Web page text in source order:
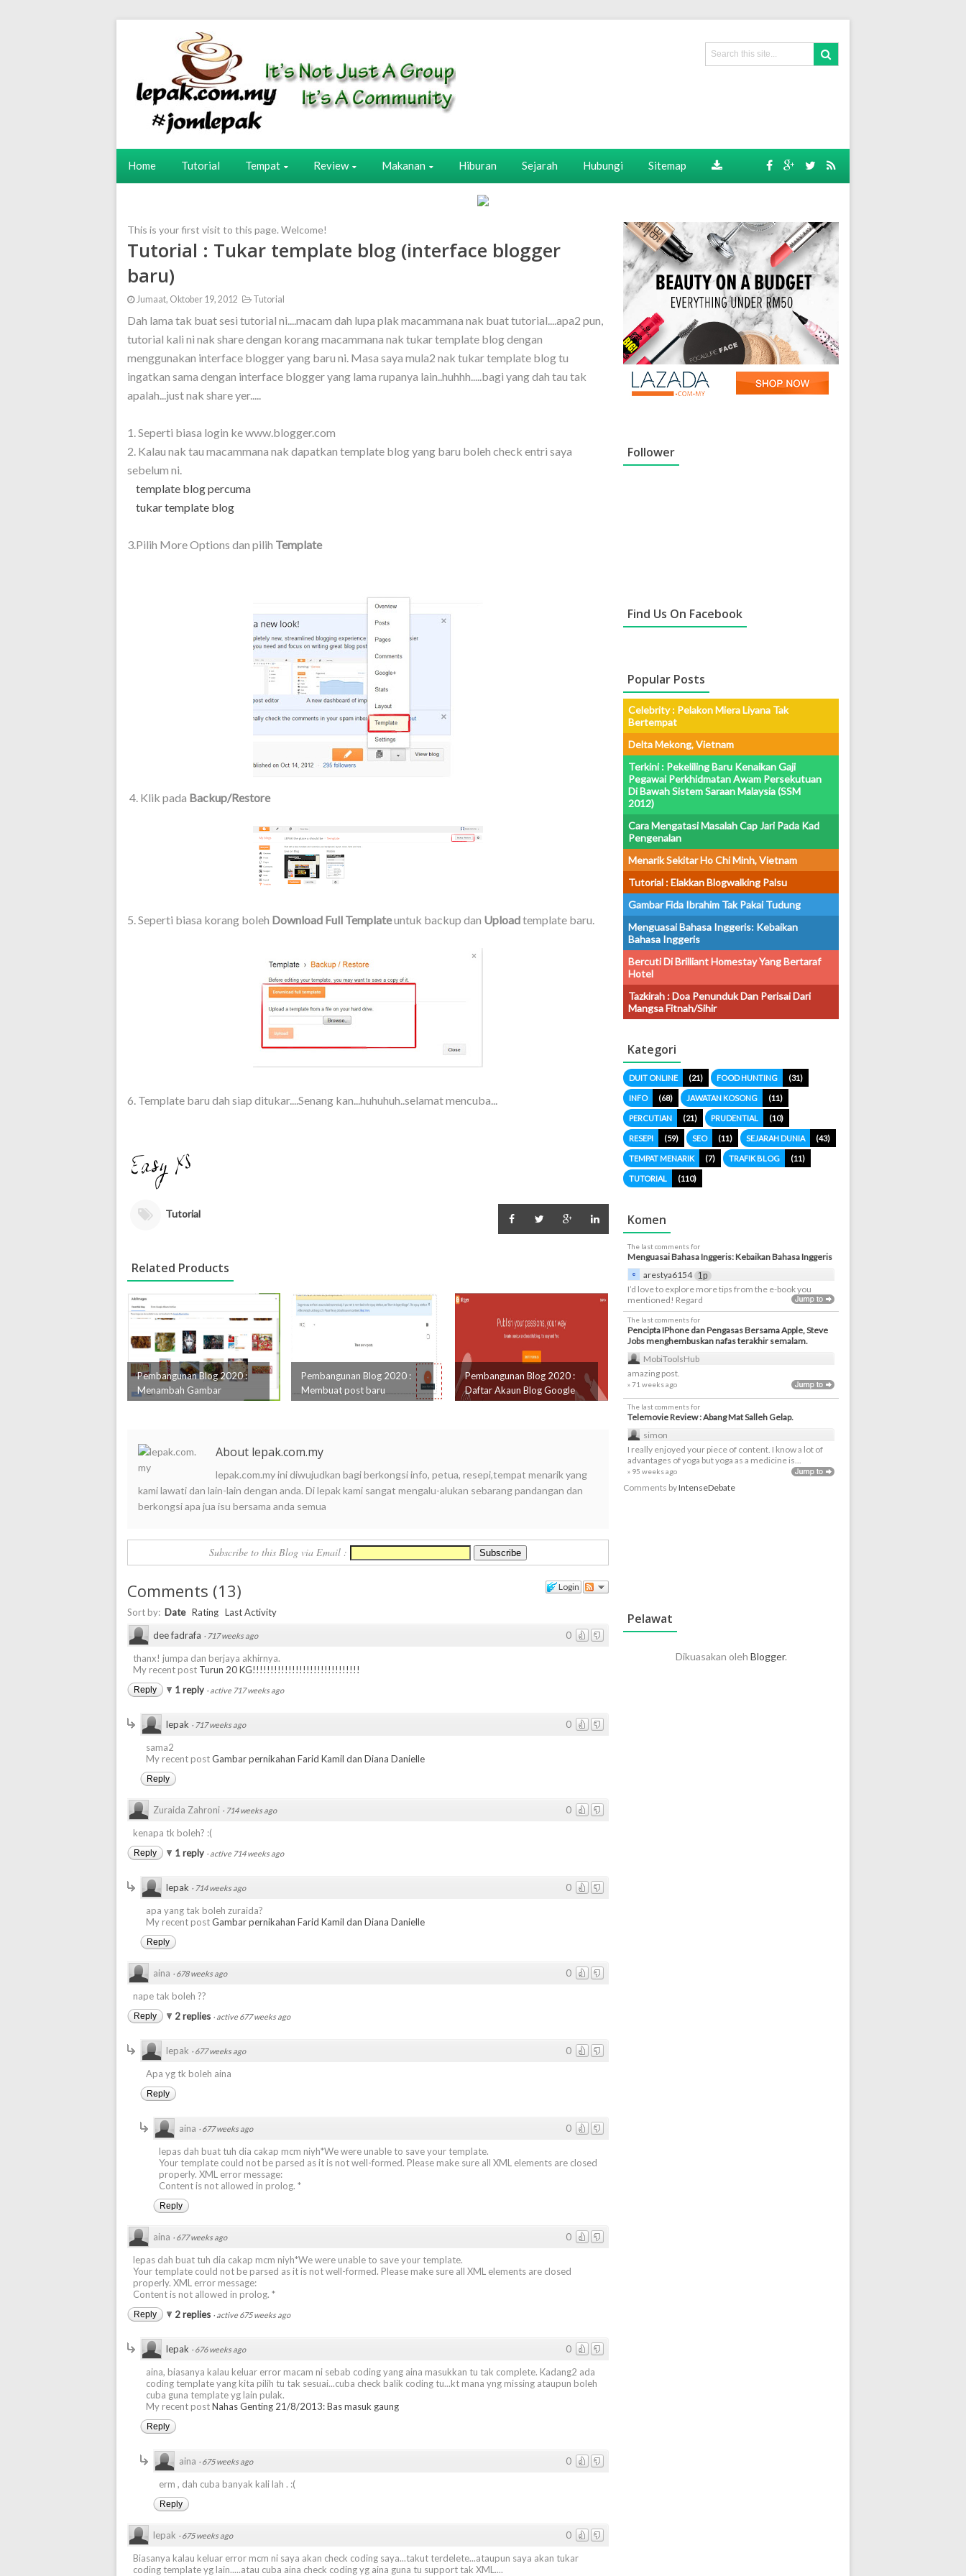
Home Tutorial Tempat Review Makanan Hiburan Sejarah Hubungi Sitemap
This is your first visit to this page. Welcome!
Tutorial : Tukar template blog (interface blogger
baru)
Jumaat, Oktober 19, 2012 Tutorial
Dah lama tak buat sesi tutorial ni....macam dah lupa plak macammana nak buat tutorial....apa2 pun,
tutorial kali ni nak share dengan korang macammana nak tukar template blog dengan
menggunakan interface blogger yang baru ni. Masa saya mula2 nak tukar template blog tu
ingatkan sama dengan interface blogger yang lama rupanya lain..huhhh.....bagi yang dah tau tak
apalah...just nak share yer.....
1. Seperti biasa login ke www.blogger.com
2. Kalau nak tau macammana nak dapatkan template blog yang baru boleh check entri saya
sebelum ni.
template blog percuma
tukar template blog
3.Pilih More Options dan pilih Template
4. Klik pada Backup/Restore
5. Seperti biasa korang boleh Download Full Templateuntuk backup dan Uploadtemplate baru.
6. Template baru dah siap ditukar....Senang kan...huhuhuh..selamat mencuba...
Tutorial
Related Products
Pembangunan Blog 2020 :
Menambah Gambar
Pembangunan Blog 2020 :
Membuat post baru
Pembangunan Blog 2020 :
Daftar Akaun Blog Google
About lepak.com.my
lepak.com.my ini diwujudkan bagi berkongsi info, petua, resepi,tempat menarik yang
kami lawati dan lain-lain dengan anda. Di lepak kami sangat mengalu-alukan sebarang pandangan dan
berkongsi apa jua isu bersama anda semua
Subscribe to this Blog via Email :
Login
Comments (13)
Sort by: Date Rating Last Activity
0
dee fadrafa · 717 weeks ago
thanx! jumpa dan berjaya akhirnya.
My recent post Turun 20 KG!!!!!!!!!!!!!!!!!!!!!!!!!!!!!!
Reply 1 reply · active 717 weeks ago
0
lepak · 717 weeks ago
sama2
My recent postGambar pernikahan Farid Kamil dan Diana Danielle
Reply
0
Zuraida Zahroni · 714 weeks ago
kenapa tk boleh? :(
Reply 1 reply · active 714 weeks ago
0
lepak · 714 weeks ago
apa yang tak boleh zuraida?
My recent postGambar pernikahan Farid Kamil dan Diana Danielle
Reply
0
aina · 678 weeks ago
nape tak boleh ??
Reply 2 replies · active 677 weeks ago
0
lepak · 677 weeks ago
Apa yg tk boleh aina
Reply
0
aina · 677 weeks ago
lepas dah buat tuh dia cakap mcm niyh*We were unable to save your template.
Your template could not be parsed as it is not well-formed. Please make sure all XML elements are closed
properly. XML error message:
Content is not allowed in prolog. *
Reply
0
aina · 677 weeks ago
lepas dah buat tuh dia cakap mcm niyh*We were unable to save your template.
Your template could not be parsed as it is not well-formed. Please make sure all XML elements are closed
properly. XML error message:
Content is not allowed in prolog. *
Reply 2 replies · active 675 weeks ago
0
lepak · 676 weeks ago
aina, biasanya kalau keluar error macam ni sebab coding yang aina masukkan tu tak complete. Kadang2 ada
coding template yang kita pilih tu tak sesuai...cuba check balik coding tu...kt mana yng missing ataupun boleh
cuba guna template yg lain pulak.
My recent postNahas Genting 21/8/2013: Bas masuk gaung
Reply
0
aina · 675 weeks ago
erm , dah cuba banyak kali lah . :(
Reply
0
lepak · 675 weeks ago
Biasanya kalau keluar error mcm ni saya akan check coding saya...takut terdelete...ataupun saya akan tukar
coding template yg lain.....atau cuba aina check coding yg aina guna tu support tak XML....
Follower
Find Us On Facebook
Popular Posts
Celebrity : Pelakon Miera Liyana Tak
Bertempat
Delta Mekong, Vietnam
Terkini : Pekeliling Baru Kenaikan Gaji
Pegawai Perkhidmatan Awam Persekutuan
Di Bawah Sistem Saraan Malaysia (SSM
2012)
Cara Mengatasi Masalah Cap Jari Pada Kad
Pengenalan
Menarik Sekitar Ho Chi Minh, Vietnam
Tutorial : Elakkan Blogwalking Palsu
Gambar Fida Ibrahim Tak Pakai Tudung
Menguasai Bahasa Inggeris: Kebaikan
Bahasa Inggeris
Bercuti Di Brilliant Homestay Yang Bertaraf
Hotel
Tazkirah : Doa Penunduk Dan Perisai Dari
Mangsa Fitnah/sihir
Kategori
DUIT ONLINE (21) FOOD HUNTING (31)
INFO (68) JAWATAN KOSONG (11)
PERCUTIAN (21) PRUDENTIAL (10)
RESEPI (59) SEO (11) SEJARAH DUNIA (43)
TEMPAT MENARIK (7) TRAFIK BLOG (11)
TUTORIAL (110)
Komen
The last comments for
Menguasai Bahasa Inggeris: Kebaikan Bahasa Inggeris
arestya6154
1p
I’d love to explore more tips from the e-book you
mentioned! Regard
The last comments for
Pencipta IPhone dan Pengasas Bersama Apple, Steve
Jobs menghembuskan nafas terakhir semalam.
MobiToolsHub
amazing post.
» 71 weeks ago
The last comments for
Telemovie Review : Abang Mat Salleh Gelap.
simon
I really enjoyed your piece of content. I know a lot of
advantages of yoga but yoga as a medicine is...
» 95 weeks ago
Comments byIntenseDebate
Pelawat
Dikuasakan oleh Blogger.